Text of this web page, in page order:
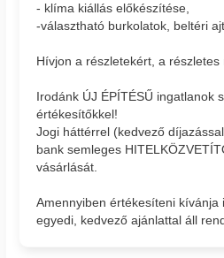
- klíma kiállás előkészítése,
-választható burkolatok, beltéri
Hívjon a részletekért, a
Irodánk ÚJ ÉPÍTÉSŰ ingatlanok
értékesítőkkel!
Jogi háttérrel (kedvező
bank semleges
vásárlását.
Amennyiben értékesíteni kívánja
egyedi, kedvező ajánlattal áll